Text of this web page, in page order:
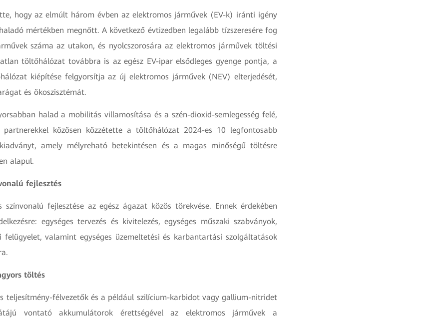
hogy az elmúlt három évben az elektromos járművek (EV-k) iránti igény
mértékben megnőtt. A következő évtizedben legalább tízszeresére fog
száma az utakon, és nyolcszorosára az elektromos járművek töltési
töltőhálózat továbbra is az egész EV-ipar elsődleges gyenge pontja, a
kiépítése felgyorsítja az új elektromos járművek (NEV) elterjedését,
és ökoszisztémát.
halad a mobilitás villamosítása és a szén-dioxid-semlegesség felé,
közösen közzétette a töltőhálózat 2024-es 10 legfontosabb
amely mélyreható betekintésen és a magas minőségű töltésre
alapul.
fejlesztés
fejlesztése az egész ágazat közös törekvése. Ennek érdekében
egységes tervezés és kivitelezés, egységes műszaki szabványok,
felügyelet, valamint egységes üzemeltetési és karbantartási szolgáltatások
töltés
teljesítmény-félvezetők és a például szilícium-karbidot vagy gallium-nitridet
vontató akkumulátorok érettségével az elektromos járművek a